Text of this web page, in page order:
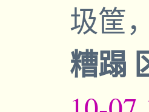
圾筐
糟蹋